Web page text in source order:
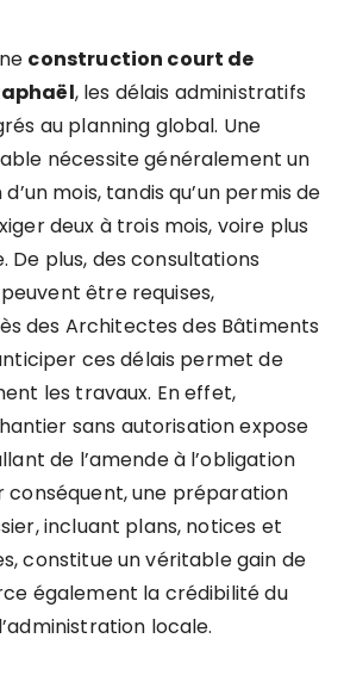
construction court de
, les délais administratifs
au planning global. Une
nécessite généralement un
mois, tandis qu’un permis de
deux à trois mois, voire plus
De plus, des consultations
être requises,
des Architectes des Bâtiments
ces délais permet de
les travaux. En effet,
sans autorisation expose
de l’amende à l’obligation
conséquent, une préparation
incluant plans, notices et
constitue un véritable gain de
également la crédibilité du
locale.